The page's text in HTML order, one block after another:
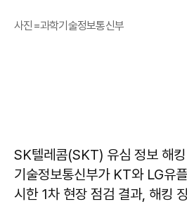
사진=과학기술정보통신부
SK텔레콤(SKT) 유심 정보 해
기술정보통신부가 KT와 LG유
시한 1차 현장 점검 결과, 해킹